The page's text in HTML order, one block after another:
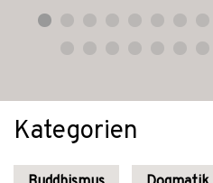
Kategorien